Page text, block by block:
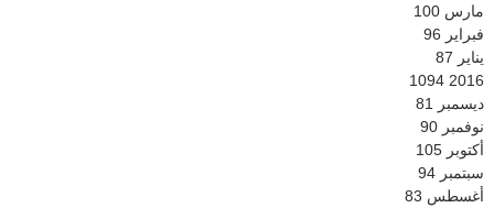
مارس 100
فبراير 96
يناير 87
2016
1094
ديسمبر
81
نوفمبر 90
أكتوبر 105
سبتمبر 94
أغسطس 83